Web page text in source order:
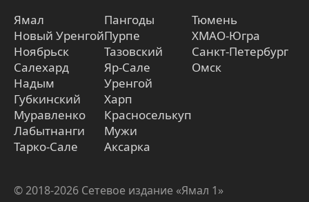
Ямал
Новый Уренгой
Ноябрьск
Салехард
Надым
Губкинский
Муравленко
Лабытнанги
Тарко-Сале
Пангоды
Пурпе
Тазовский
Яр-Сале
Уренгой
Харп
Красноселькуп
Мужи
Аксарка
Тюмень
ХМАО-Югра
Санкт-Петербург
Омск
© 2018-2026 Сетевое издание «Ямал 1»